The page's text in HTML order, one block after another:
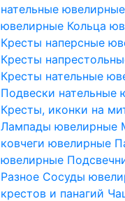
нательные ювелирные
ювелирные Кольца
Кресты наперсные
Кресты
Кресты нательные
Подвески нательные
Кресты, иконки на
Лампады ювелирные
ковчеги ювелирные
ювелирные
Разное Сосуды
крестов и панагий